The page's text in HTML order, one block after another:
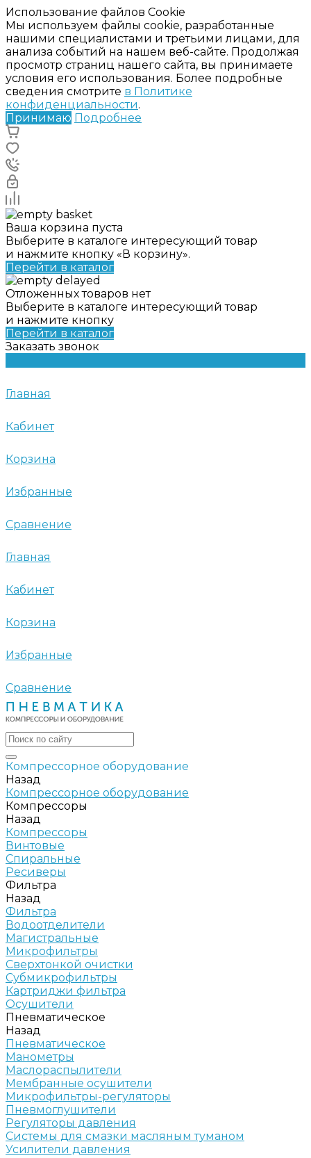
Использование файлов Cookie
Мы используем файлы cookie, разработанные
нашими специалистами и третьими лицами, для
анализа событий на нашем веб-сайте. Продолжая
просмотр страниц нашего сайта, вы принимаете
условия его использования. Более подробные
сведения смотрите в Политике
конфиденциальности.
Принимаю Подробнее
Ваша корзина пуста
Выберите в каталоге интересующий товар
и нажмите кнопку «В корзину».
Перейти в каталог
Отложенных товаров нет
Выберите в каталоге интересующий товар
и нажмите кнопку
Перейти в каталог
Заказать звонок
Главная
Кабинет
Корзина
Избранные
Сравнение
Главная
Кабинет
Корзина
Избранные
Сравнение
Компрессорное оборудование
Назад
Компрессорное оборудование
Компрессоры
Назад
Компрессоры
Винтовые
Спиральные
Ресиверы
Фильтра
Назад
Фильтра
Водоотделители
Магистральные
Микрофильтры
Сверхтонкой очистки
Субмикрофильтры
Картриджи фильтра
Осушители
Пневматическое
Назад
Пневматическое
Манометры
Маслораспылители
Мембранные осушители
Микрофильтры-регуляторы
Пневмоглушители
Регуляторы давления
Системы для смазки масляным туманом
Усилители давления